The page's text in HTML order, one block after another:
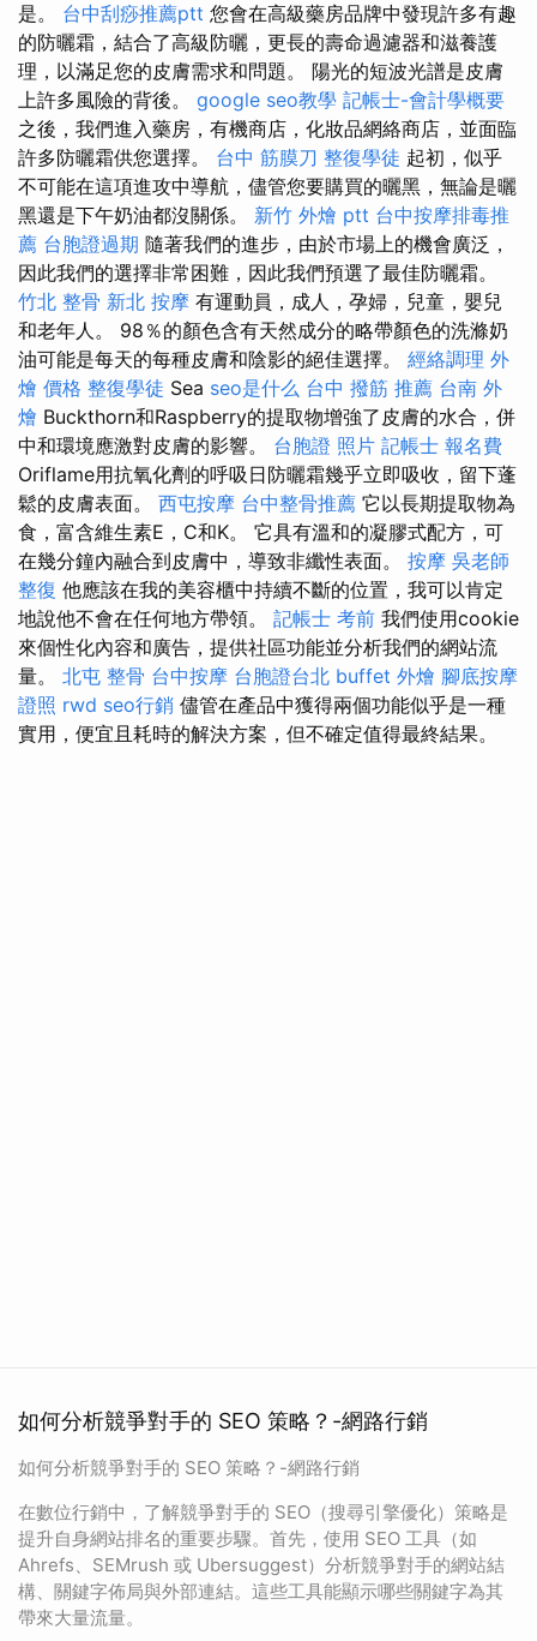
是。 台中刮痧推薦ptt 您會在高級藥房品牌中發現許多有趣
的防曬霜，結合了高級防曬，更長的壽命過濾器和滋養護
理，以滿足您的皮膚需求和問題。 陽光的短波光譜是皮膚
上許多風險的背後。 google seo教學 記帳士-會計學概要
之後，我們進入藥房，有機商店，化妝品網絡商店，並面臨
許多防曬霜供您選擇。 台中 筋膜刀 整復學徒 起初，似乎
不可能在這項進攻中導航，儘管您要購買的曬黑，無論是曬
黑還是下午奶油都沒關係。 新竹 外燴 ptt 台中按摩排毒推
薦 台胞證過期 隨著我們的進步，由於市場上的機會廣泛，
因此我們的選擇非常困難，因此我們預選了最佳防曬霜。
竹北 整骨 新北 按摩 有運動員，成人，孕婦，兒童，嬰兒
和老年人。 98％的顏色含有天然成分的略帶顏色的洗滌奶
油可能是每天的每種皮膚和陰影的絕佳選擇。 經絡調理 外
燴 價格 整復學徒 Sea seo是什么 台中 撥筋 推薦 台南 外
燴 Buckthorn和Raspberry的提取物增強了皮膚的水合，併
中和環境應激對皮膚的影響。 台胞證 照片 記帳士 報名費
Oriflame用抗氧化劑的呼吸日防曬霜幾乎立即吸收，留下蓬
鬆的皮膚表面。 西屯按摩 台中整骨推薦 它以長期提取物為
食，富含維生素E，C和K。 它具有溫和的凝膠式配方，可
在幾分鐘內融合到皮膚中，導致非纖性表面。 按摩 吳老師
整復 他應該在我的美容櫃中持續不斷的位置，我可以肯定
地說他不會在任何地方帶領。 記帳士 考前 我們使用cookie
來個性化內容和廣告，提供社區功能並分析我們的網站流
量。 北屯 整骨 台中按摩 台胞證台北 buffet 外燴 腳底按摩
證照 rwd seo行銷 儘管在產品中獲得兩個功能似乎是一種
實用，便宜且耗時的解決方案，但不確定值得最終結果。
如何分析競爭對手的 SEO 策略？-網路行銷
如何分析競爭對手的 SEO 策略？-網路行銷
在數位行銷中，了解競爭對手的 SEO（搜尋引擎優化）策略是
提升自身網站排名的重要步驟。首先，使用 SEO 工具（如
Ahrefs、SEMrush 或 Ubersuggest）分析競爭對手的網站結
構、關鍵字佈局與外部連結。這些工具能顯示哪些關鍵字為其
帶來大量流量。